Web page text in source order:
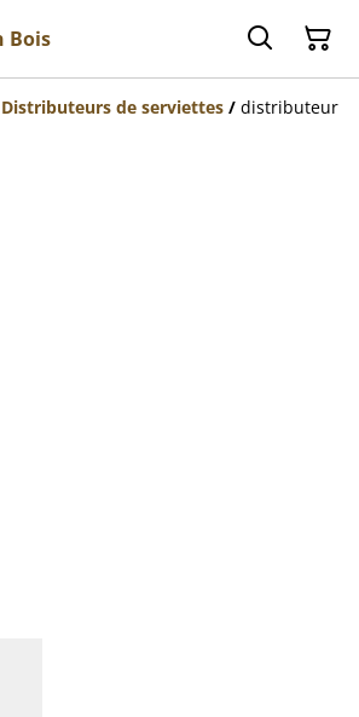
Bois
Distributeurs de serviettes / distributeur